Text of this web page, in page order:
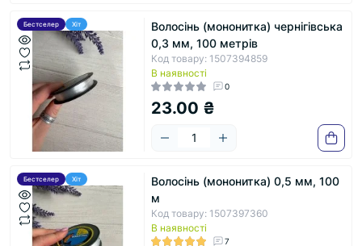
Бестселер Хіт
Волосінь (мононитка) чернігівська
0,3 мм, 100 метрів
Код товару: 1507394859
В наявності
0
23.00 ₴
Бестселер Хіт
Волосінь (мононитка) 0,5 мм, 100
м
Код товару: 1507397360
В наявності
7